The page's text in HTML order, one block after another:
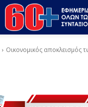
Οικονομικός αποκλεισμός